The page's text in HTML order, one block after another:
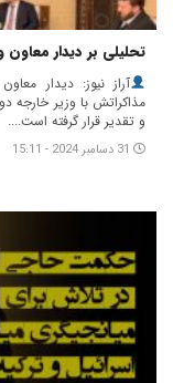
تحلیلی بر دیدار معاون
آراز نیوز: دیدار
مذاکراتش با وزیر خارجه
و تقدیر قرار گرفته است....
31 دسامبر 2024 - 15:11